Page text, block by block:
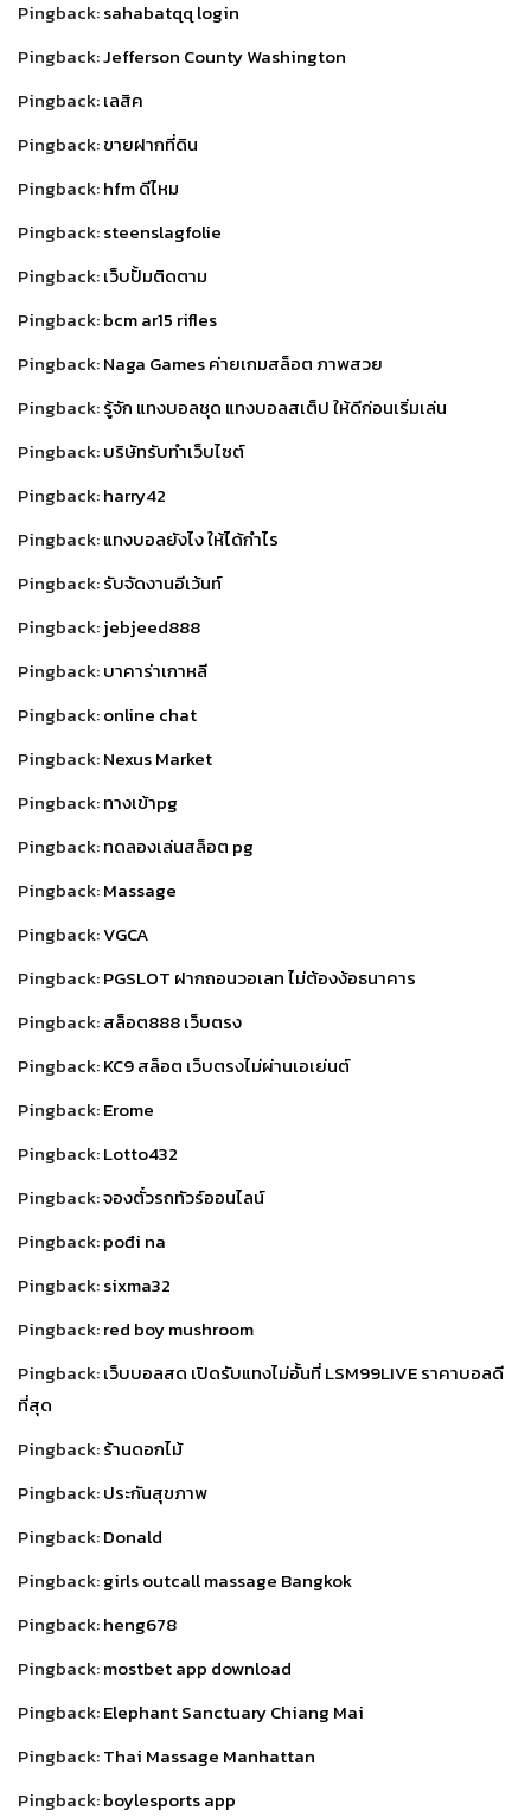
Pingback:sahabatqq login
Pingback:Jefferson County Washington
Pingback:เลสิค
Pingback:ขายฝากที่ดิน
Pingback:hfm ดีไหม
Pingback:steenslagfolie
Pingback:เว็บปั้มติดตาม
Pingback:bcm ar15 rifles
Pingback:Naga Games ค่ายเกมสล็อต ภาพสวย
Pingback:รู้จัก แทงบอลชุด แทงบอลสเต็ป ให้ดีก่อนเริ่มเล่น
Pingback:บริษัทรับทำเว็บไซต์
Pingback:harry42
Pingback:แทงบอลยังไง ให้ได้กำไร
Pingback:รับจัดงานอีเว้นท์
Pingback:jebjeed888
Pingback:บาคาร่าเกาหลี
Pingback:online chat
Pingback:Nexus Market
Pingback:ทางเข้าpg
Pingback:ทดลองเล่นสล็อต pg
Pingback:Massage
Pingback:VGCA
Pingback:PGSLOT ฝากถอนวอเลท ไม่ต้องง้อธนาคาร
Pingback:สล็อต888 เว็บตรง
Pingback:KC9 สล็อต เว็บตรงไม่ผ่านเอเย่นต์
Pingback:Erome
Pingback:Lotto432
Pingback:จองตั๋วรถทัวร์ออนไลน์
Pingback:pođi na
Pingback:sixma32
Pingback:red boy mushroom
Pingback:เว็บบอลสด เปิดรับแทงไม่อั้นที่ LSM99LIVE ราคาบอลดี
ที่สุด
Pingback:ร้านดอกไม้
Pingback:ประกันสุขภาพ
Pingback:Donald
Pingback:girls outcall massage Bangkok
Pingback:heng678
Pingback:mostbet app download
Pingback:Elephant Sanctuary Chiang Mai
Pingback:Thai Massage Manhattan
Pingback:boylesports app